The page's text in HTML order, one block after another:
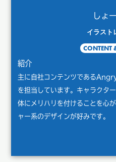
しょ
イラスト
CONTENT
紹介
主に自社コンテンツである
を担当しています。キャラクタ
体にメリハリを付けることを心
ャー系のデザインが好みです。